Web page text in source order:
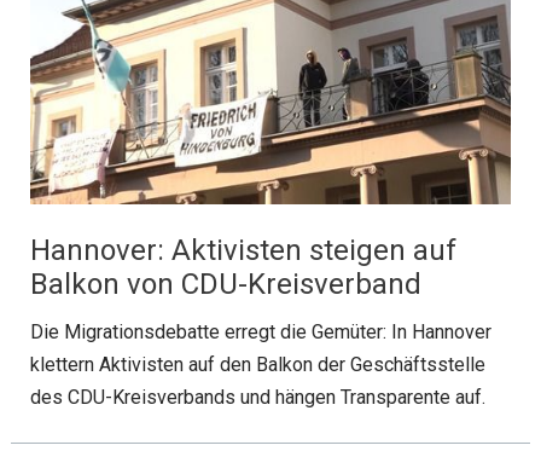
Hannover: Aktivisten steigen auf
Balkon von CDU-Kreisverband
Die Migrationsdebatte erregt die Gemüter: In Hannover
klettern Aktivisten auf den Balkon der Geschäftsstelle
des CDU-Kreisverbands und hängen Transparente auf.